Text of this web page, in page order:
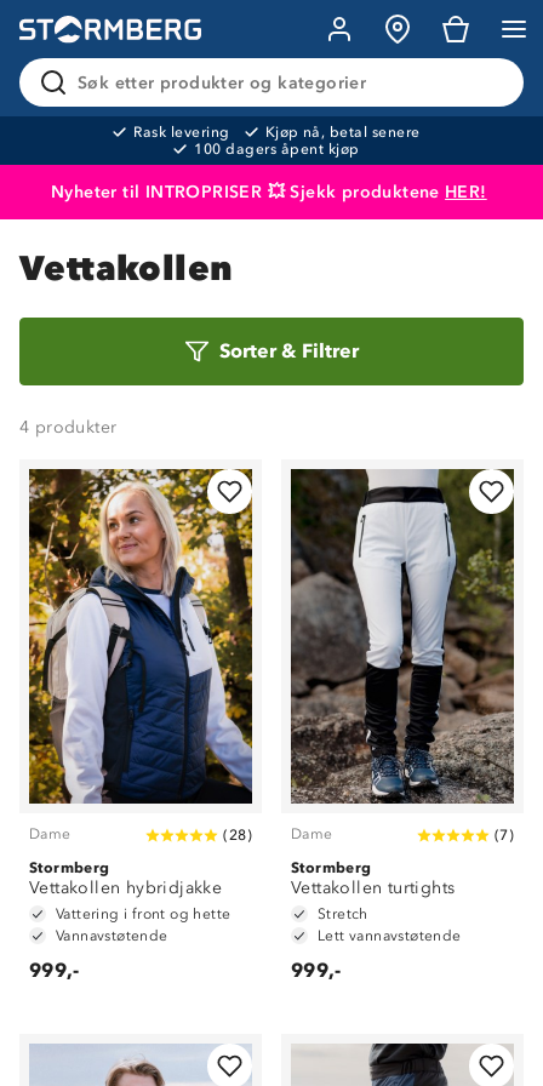
Søk etter produkter og kategorier
Rask levering
Kjøp nå, betal senere
100 dagers åpent kjøp
Nyheter til INTROPRISER 💥 Sjekk produktene HER!
Produktet er lagt i handlekurven
Vettakollen
Sorter& Filtrer
4 produkter
Dame (28)
Stormberg
Vettakollen hybridjakke
Vattering i front og hette
Vannavstøtende
999,-
Dame (7)
Stormberg
Vettakollen turtights
Stretch
Lett vannavstøtende
999,-